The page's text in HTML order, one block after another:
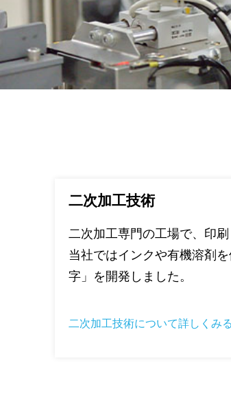
二次加工技術
二次加工専門の工場で、印
当社ではインクや有機溶剤
字」を開発しました。
二次加工技術について詳しくみる